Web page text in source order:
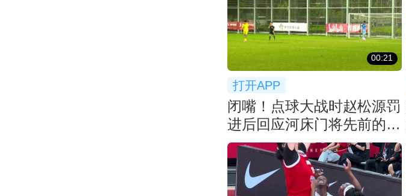
00:21
打开APP
闭嘴！点球大战时赵松源罚
进后回应河床门将先前的挑
衅